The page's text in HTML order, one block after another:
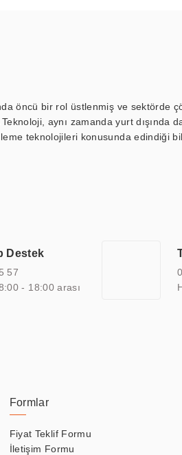
öncü bir rol üstlenmiş ve sektörde
aynı zamanda yurt dışında
teknolojileri konusunda edindiği
ve sertifikalara sahip olup, etik
öne çıkmasına ve
Destek
57
- 18:00 arası
Formlar
Fiyat Teklif Formu
İletişim Formu